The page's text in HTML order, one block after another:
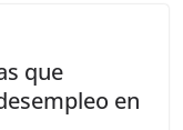
que
en